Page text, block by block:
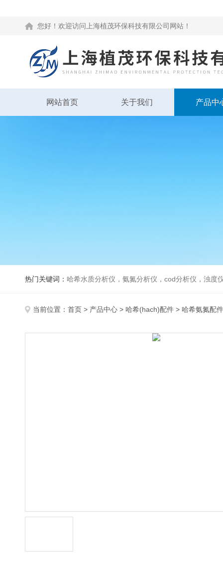
您好！欢迎访问上海植茂环保科技有限公司网站！
网站首页 关于我们 产品中
热门关键词： 哈希水质分析仪，氨氮分析仪，cod分析仪，浊度
当前位置： 首页 > 产品中心 > 哈希(hach)配件 > 哈希氨氮配件